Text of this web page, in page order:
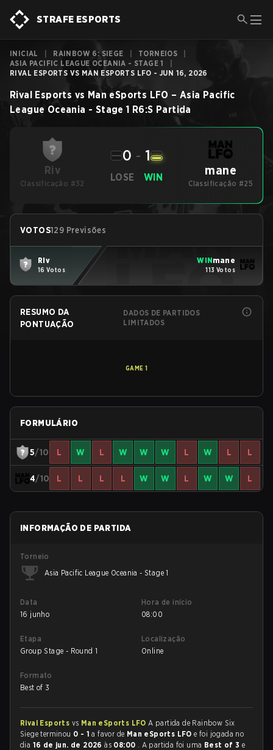
STRAFE ESPORTS
INICIAL RAINBOW 6: SIEGE TORNEIOS
ASIA PACIFIC LEAGUE OCEANIA - STAGE 1
RIVAL ESPORTS VS MAN ESPORTS LFO - JUN 16, 2026
Rival Esports vs Man eSports LFO –Asia Pacific
League Oceania - Stage 1 R6:S Partida
Riv
Classificação #32
LOSE
0 - 1
WIN mane
Classificação #25
VOTOS129 Previsões
Riv
16 Votos
WINmane
113 Votos
RESUMO DA
PONTUAÇÃO
DADOS DE PARTIDOS
LIMITADOS
GAME 1
FORMULÁRIO
5/10 L W L W W W L W L L
4/10 L L L L W W L W W L
INFORMAÇÃO DE PARTIDA
Torneio
Asia Pacific League Oceania - Stage 1
Data
16 junho
Hora de início
08:00
Etapa
Group Stage - Round 1
Localização
Online
Formato
Best of 3
Rival Esports vs Man eSports LFOA partida de Rainbow Six
Siege terminou 0 - 1 a favor de Man eSports LFOe foi jogada no
dia 16 de jun. de 2026às 08:00 . A partida foi uma Best of 3 e